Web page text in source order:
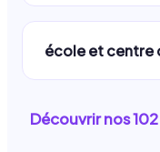
école et centre
Découvrir nos102